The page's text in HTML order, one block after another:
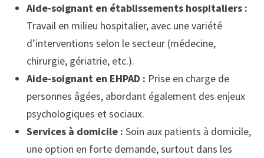
Aide-soignant en établissements hospitaliers :
Travail en milieu hospitalier, avec une variété
d’interventions selon le secteur (médecine,
chirurgie, gériatrie, etc.).
Aide-soignant en EHPAD : Prise en charge de
personnes âgées, abordant également des enjeux
psychologiques et sociaux.
Services à domicile : Soin aux patients à domicile,
une option en forte demande, surtout dans les